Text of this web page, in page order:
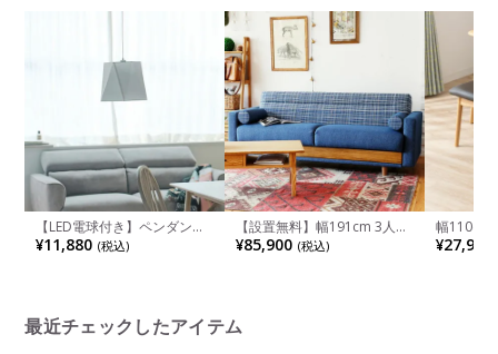
ナチュラル リビング ルンバ
ブル
ー グレー
【LED電球付き】ペンダント
ライト 1灯 スチール シーリン
グライト 吊り下げ 照明 イン
¥11,880 (税込)
【設置無料】幅191cm 3人掛
け ハーシー ソファ 収納付き
ソファベッド リビング
¥85,900 (税込)
幅110cm
ベンチ ビ
PVC 合皮
¥27,900
最近チェックしたアイテム